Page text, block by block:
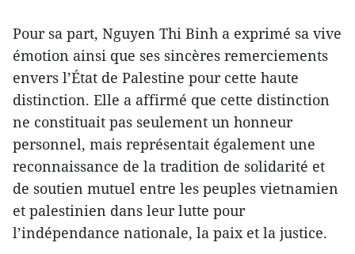
Pour sa part, Nguyen Thi Binh a exprimé sa vive
émotion ainsi que ses sincères remerciements
envers l’État de Palestine pour cette haute
distinction. Elle a affirmé que cette distinction
ne constituait pas seulement un honneur
personnel, mais représentait également une
reconnaissance de la tradition de solidarité et
de soutien mutuel entre les peuples vietnamien
et palestinien dans leur lutte pour
l’indépendance nationale, la paix et la justice.